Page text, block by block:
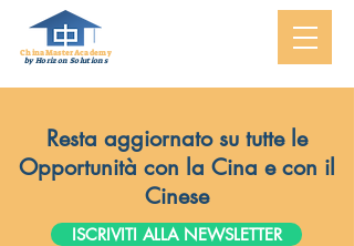
ChinaMasterAcademy
by Horizon Solutions
Resta aggiornato su tutte le
Opportunità con la Cina e con il
Cinese
ISCRIVITI ALLA NEWSLETTER